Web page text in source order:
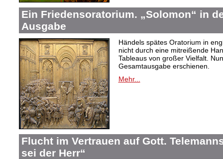
Ein Friedensoratorium. „Solomon“ in
Ausgabe
Händels spätes Oratorium in
nicht durch eine mitreißende
Tableaus von großer Vielfalt.
Gesamtausgabe erschienen.
Mehr...
Flucht im Vertrauen auf Gott.
sei der Herr“